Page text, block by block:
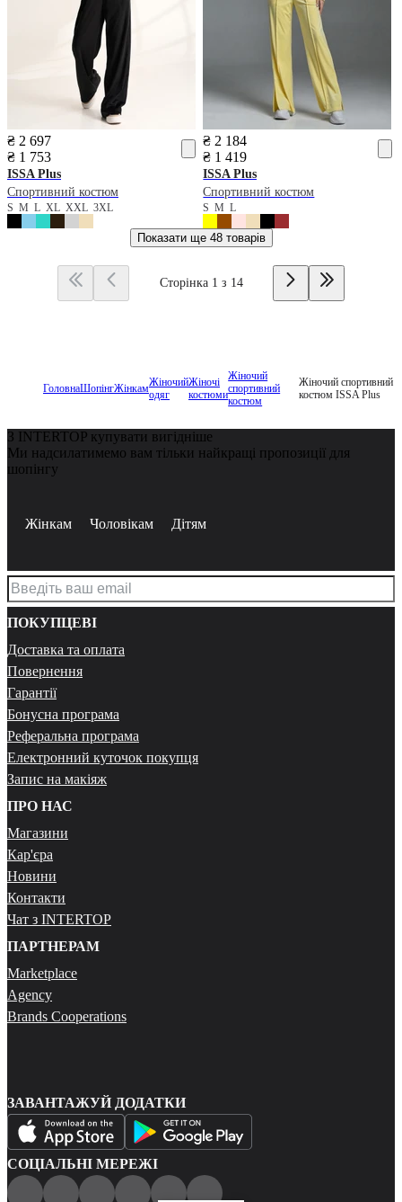
₴ 2 697
₴ 1 753
ISSA Plus
Спортивний костюм
S M L XL XXL 3XL
₴ 2 184
₴ 1 419
ISSA Plus
Спортивний костюм
SML
Показати ще 48 товарів
Сторінка 1 з 14
ГоловнаШопінгЖінкамЖіночий
одяг
Жіночі
костюми
Жіночий
спортивний
костюм
Жіночий спортивний
костюм ISSA Plus
З INTERTOP купувати вигідніше
Ми надсилатимемо вам тільки найкращі пропозиції для
шопінгу
Жінкам Чоловікам Дітям
ПОКУПЦЕВІ
Доставка та оплата
Повернення
Гарантії
Бонусна програма
Реферальна програма
Електронний куточок покупця
Запис на макіяж
ПРО НАС
Магазини
Кар'єра
Новини
Контакти
Чат з INTERTOP
ПАРТНЕРАМ
Marketplace
Agency
Brands Cooperations
ЗАВАНТАЖУЙ ДОДАТКИ
СОЦІАЛЬНІ МЕРЕЖІ